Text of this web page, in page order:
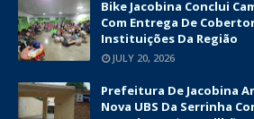
Bike Jacobina Conclui
Com Entrega De
Instituições Da Região
JULY 20, 2026
Prefeitura De Jacobina
Nova UBS Da Serrinha